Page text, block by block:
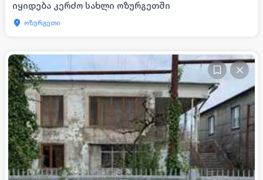
იყიდება კერძო სახლი ოზურგეთში
ოზურგეთი